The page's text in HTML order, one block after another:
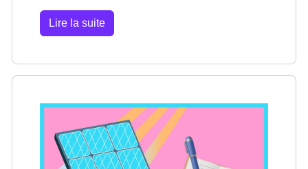
Lire la suite